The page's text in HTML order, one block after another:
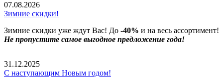
07.08.2026
Зимние скидки!
Зимние скидки уже ждут Вас! До -40% и на весь ассортимент!
Не пропустите самое выгодное предложение года!
31.12.2025
С наступающим Новым годом!